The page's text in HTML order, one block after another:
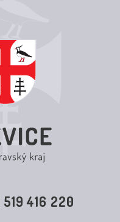
519 416 220